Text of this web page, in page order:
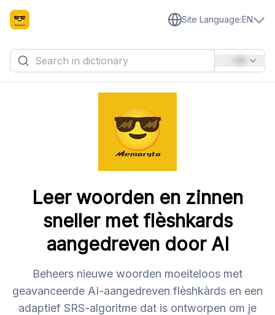
Site Language:EN
Leer woorden en zinnen
sneller met flèshkards
aangedreven door AI
Beheers nieuwe woorden moeiteloos met
geavanceerde AI-aangedreven flèshkàrds en een
adaptief SRS-algoritme dat is ontworpen om je